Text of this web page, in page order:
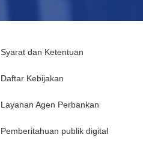
Syarat dan Ketentuan
Daftar Kebijakan
Layanan Agen Perbankan
Pemberitahuan publik digital